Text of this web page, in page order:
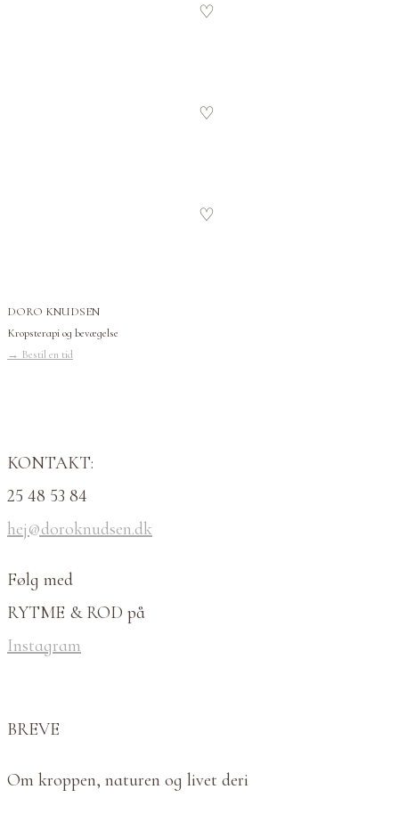
♡
♡
♡
DORO KNUDSEN
Kropsterapi og bevægelse
→ Bestil en tid
KONTAKT:
25 48 53 84
hej@doroknudsen.dk
Følg med
RYTME & ROD på
Instagram
BREVE
Om kroppen, naturen og livet deri